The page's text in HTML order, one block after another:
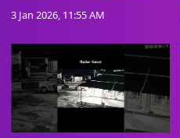
3 Jan 2026, 11:55 AM